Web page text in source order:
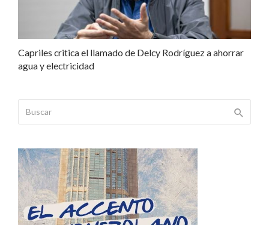
Capriles critica el llamado de Delcy Rodríguez a ahorrar
agua y electricidad